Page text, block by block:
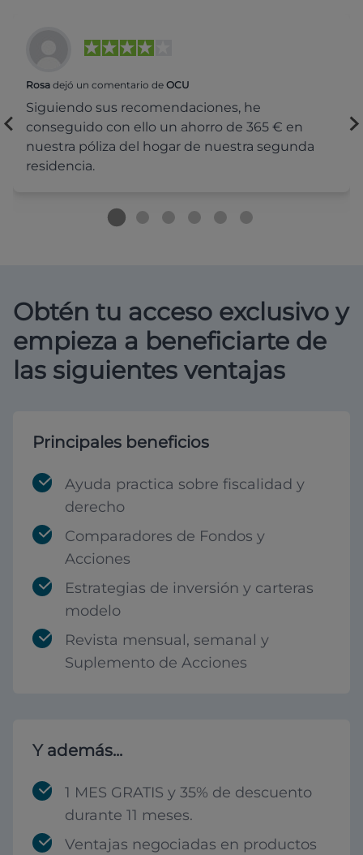
Rosa dejó un comentario de OCU
Siguiendo sus recomendaciones, he
conseguido con ello un ahorro de 365 € en
nuestra póliza del hogar de nuestra segunda
residencia.
Obtén tu acceso exclusivo y
empieza a beneficiarte de
las siguientes ventajas
Principales beneficios
Ayuda practica sobre fiscalidad y
derecho
Comparadores de Fondos y
Acciones
Estrategias de inversión y carteras
modelo
Revista mensual, semanal y
Suplemento de Acciones
Y además...
1 MES GRATIS y 35% de descuento
durante 11 meses.
Ventajas negociadas en productos